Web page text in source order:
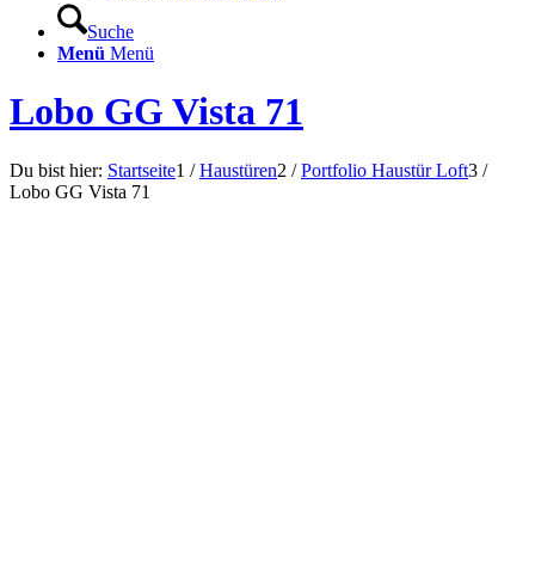
Suche
Menü Menü
Lobo GG Vista 71
Du bist hier: Startseite1 / Haustüren2 / Portfolio Haustür Loft3 /
Lobo GG Vista 71